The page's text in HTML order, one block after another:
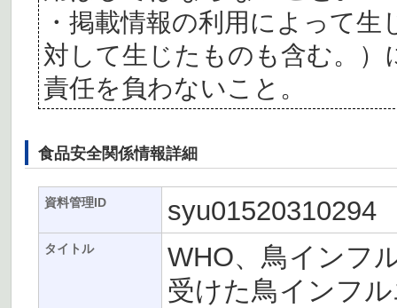
・掲載情報の利用によって
対して生じたものも含む。
責任を負わないこと。
食品安全関係情報詳細
資料管理ID syu01520310294
タイトル
WHO、鳥インフ
受けた鳥インフ